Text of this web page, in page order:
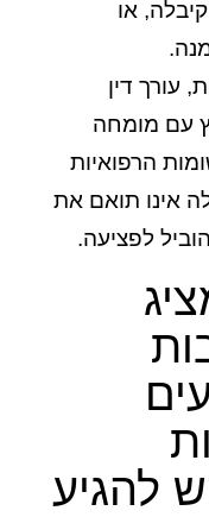
או
עורך דין
עם מומחה
הרפואיות
אינו תואם את
לפציעה.
להגיע